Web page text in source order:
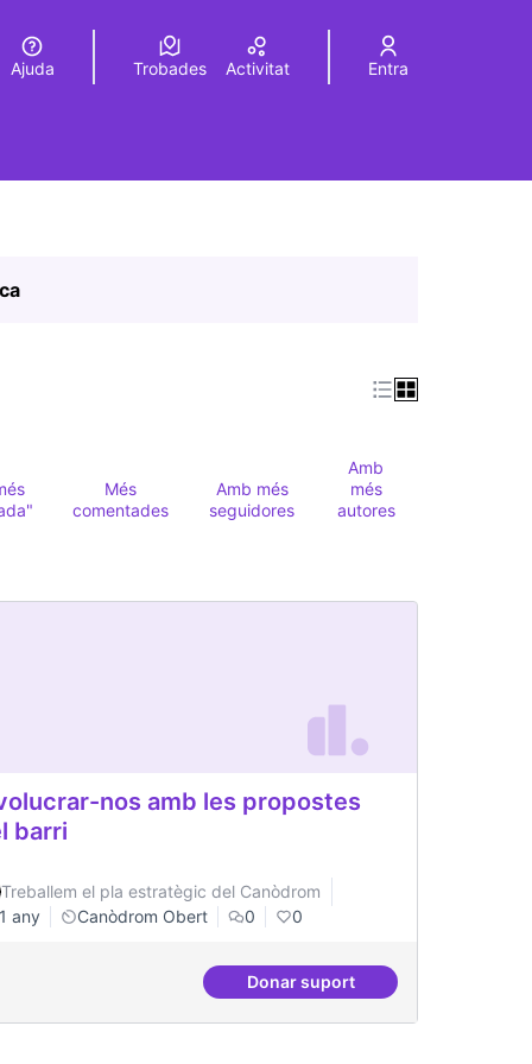
Elegir el idioma Choose language
Ajuda Trobades Activitat Entra
Més
comentades
Amb més
seguidores
Amb
més
autores
de Barri
nos amb les propostes
barri
Treballem el pla estratègic del Canòdrom
1 any
Canòdrom Obert 0 0
Donar suportInvolucrar-nos amb les